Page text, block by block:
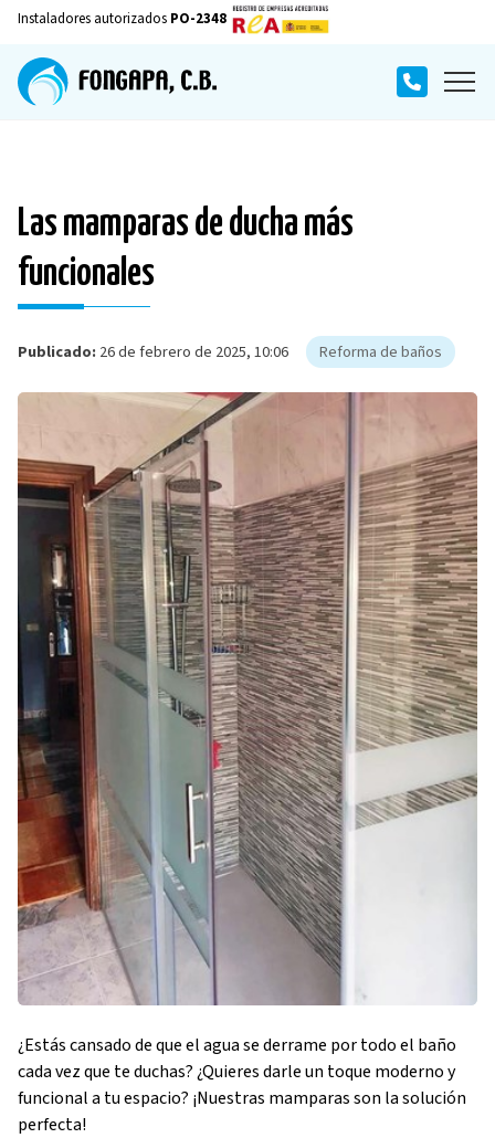
Instaladores autorizados PO-2348
Las mamparas de ducha más
funcionales
Publicado: 26 de febrero de 2025, 10:06 Reforma de baños
¿Estás cansado de que el agua se derrame por todo el baño
cada vez que te duchas? ¿Quieres darle un toque moderno y
funcional a tu espacio? ¡Nuestras mamparas son la solución
perfecta!